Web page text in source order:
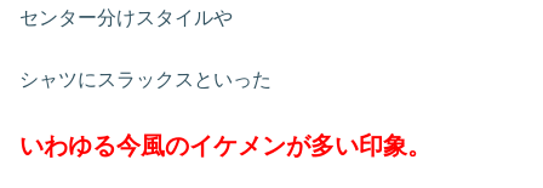
センター分けスタイルや
シャツにスラックスといった
いわゆる今風のイケメンが多い印象。